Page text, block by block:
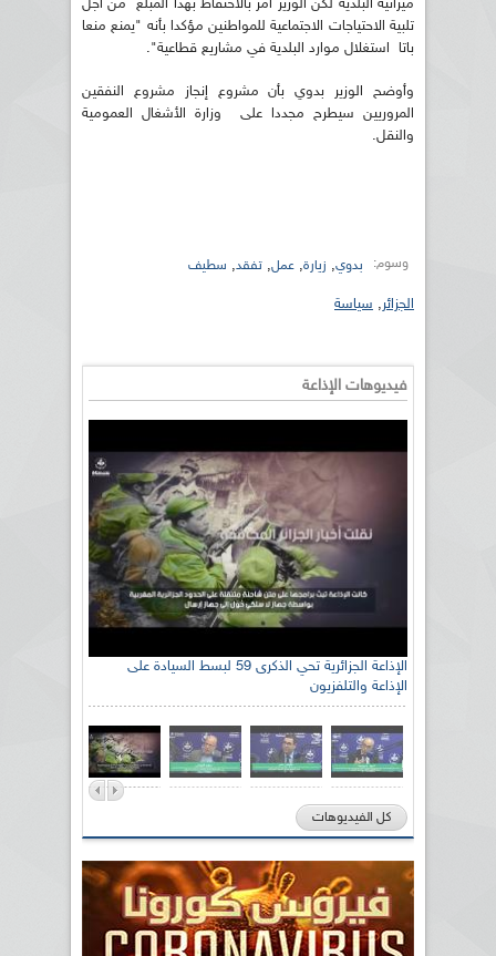
ميزانية البلدية لكن الوزير أمر بالاحتفاظ بهذا المبلغ من أجل
تلبية الاحتياجات الاجتماعية للمواطنين مؤكدا بأنه "يمنع منعا
باتا استغلال موارد البلدية في مشاريع قطاعية".
وأوضح الوزير بدوي بأن مشروع إنجاز مشروع النفقين
المروريين سيطرح مجددا على وزارة الأشغال العمومية
والنقل.
وسوم: بدوي, زيارة, عمل, تفقد, سطيف
الجزائر, سياسة
فيديوهات الإذاعة
الإذاعة الجزائرية تحي الذكرى 59 لبسط السيادة على
الإذاعة والتلفزيون
كل الفيديوهات